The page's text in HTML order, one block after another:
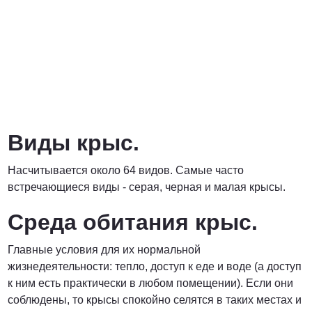
Виды крыс.
Насчитывается около 64 видов. Самые часто
встречающиеся виды - серая, черная и малая крысы.
Среда обитания крыс.
Главные условия для их нормальной
жизнедеятельности: тепло, доступ к еде и воде (а доступ
к ним есть практически в любом помещении). Если они
соблюдены, то крысы спокойно селятся в таких местах и